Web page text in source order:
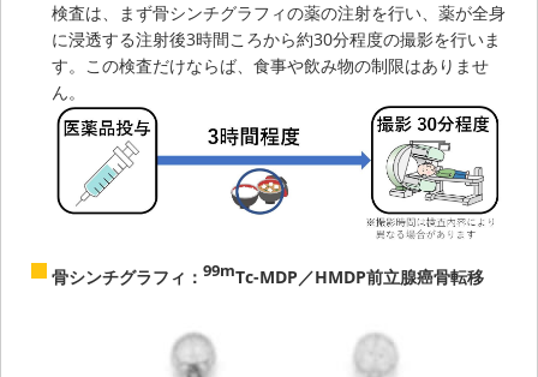
検査は、まず骨シンチグラフィの薬の注射を行い、薬が全身
に浸透する注射後3時間ころから約30分程度の撮影を行いま
す。この検査だけならば、食事や飲み物の制限はありませ
ん。
骨シンチグラフィ：99mTc-MDP／HMDP前立腺癌骨転移